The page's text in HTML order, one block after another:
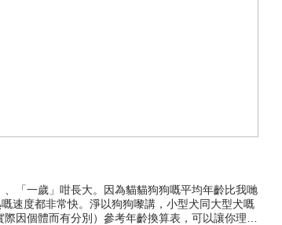
速度都非常快。淨以狗狗嚟講，小型犬同大型犬嘅
因個體而有分別）參考年齡換算表，可以讓你理解